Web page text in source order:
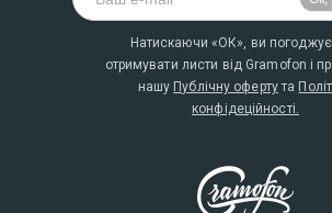
Натискаючи «ОК», ви
отримувати листи від Gramofon і
нашу Публічну офертута
конфідеційності.